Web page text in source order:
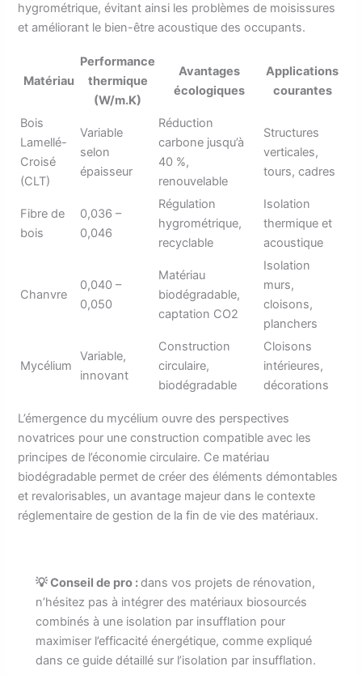
hygrométrique, évitant ainsi les problèmes de moisissures
et améliorant le bien-être acoustique des occupants.
Matériau
Performance
thermique
(W/m.K)
Avantages
écologiques
Applications
courantes
Bois
Lamellé-
Croisé
(CLT)
Variable
selon
épaisseur
Réduction
carbone jusqu’à
40 %,
renouvelable
Structures
verticales,
tours, cadres
Fibre de
bois
0,036 –
0,046
Régulation
hygrométrique,
recyclable
Isolation
thermique et
acoustique
Chanvre
0,040 –
0,050
Matériau
biodégradable,
captation CO2
Isolation
murs,
cloisons,
planchers
Mycélium
Variable,
innovant
Construction
circulaire,
biodégradable
Cloisons
intérieures,
décorations
L’émergence du mycélium ouvre des perspectives
novatrices pour une construction compatible avec les
principes de l’économie circulaire. Ce matériau
biodégradable permet de créer des éléments démontables
et revalorisables, un avantage majeur dans le contexte
réglementaire de gestion de la fin de vie des matériaux.
💡 Conseil de pro :dans vos projets de rénovation,
n’hésitez pas à intégrer des matériaux biosourcés
combinés à une isolation par insufflation pour
maximiser l’efficacité énergétique, comme expliqué
dans ce guide détaillé sur l’isolation par insufflation.